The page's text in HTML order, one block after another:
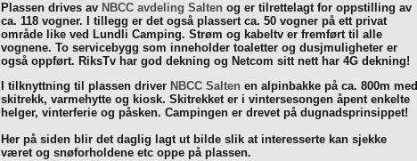
Plassen drives av NBCC avdeling Salten og er tilrettelagt for oppstilling av
ca. 118 vogner. I tillegg er det også plassert ca. 50 vogner på ett privat
område like ved Lundli Camping. Strøm og kabeltv er fremført til alle
vognene. To servicebygg som inneholder toaletter og dusjmuligheter er
også oppført. RiksTv har god dekning og Netcom sitt nett har 4G dekning!
I tilknyttning til plassen driver NBCC Salten en alpinbakke på ca. 800m med
skitrekk, varmehytte og kiosk. Skitrekket er i vintersesongen åpent enkelte
helger, vinterferie og påsken. Campingen er drevet på dugnadsprinsippet!
Her på siden blir det daglig lagt ut bilde slik at interesserte kan sjekke
været og snøforholdene etc oppe på plassen.